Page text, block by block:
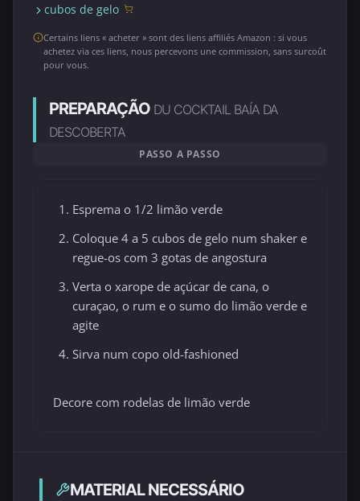
cubos de gelo
Certains liens « acheter » sont des liens affiliés Amazon : si vous
achetez via ces liens, nous percevons une commission, sans surcoût
pour vous.
PREPARAÇÃO DU COCKTAIL BAÍA DA
DESCOBERTA
PASSO A PASSO
Esprema o 1/2 limão verde
Coloque 4 a 5 cubos de gelo num shaker e
regue-os com 3 gotas de angostura
Verta o xarope de açúcar de cana, o
curaçao, o rum e o sumo do limão verde e
agite
Sirva num copo old-fashioned
Decore com rodelas de limão verde
MATERIAL NECESSÁRIO